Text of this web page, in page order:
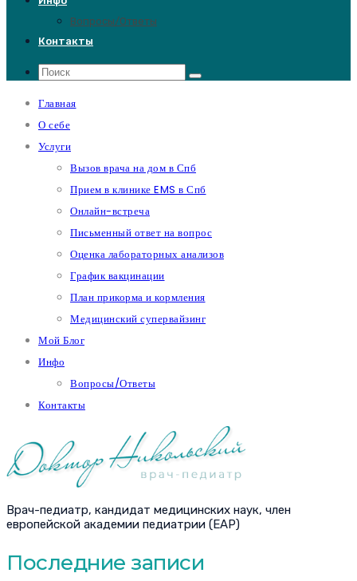
Вопросы/Ответы
Контакты
Главная
О себе
Услуги
Вызов врача на дом в Спб
Прием в клинике EMS в Спб
Онлайн-встреча
Письменный ответ на вопрос
Оценка лабораторных анализов
График вакцинации
План прикорма и кормления
Медицинский супервайзинг
Мой Блог
Инфо
Вопросы/Ответы
Контакты
Врач-педиатр, кандидат медицинских наук, член
европейской академии педиатрии (EAP)
Последние записи